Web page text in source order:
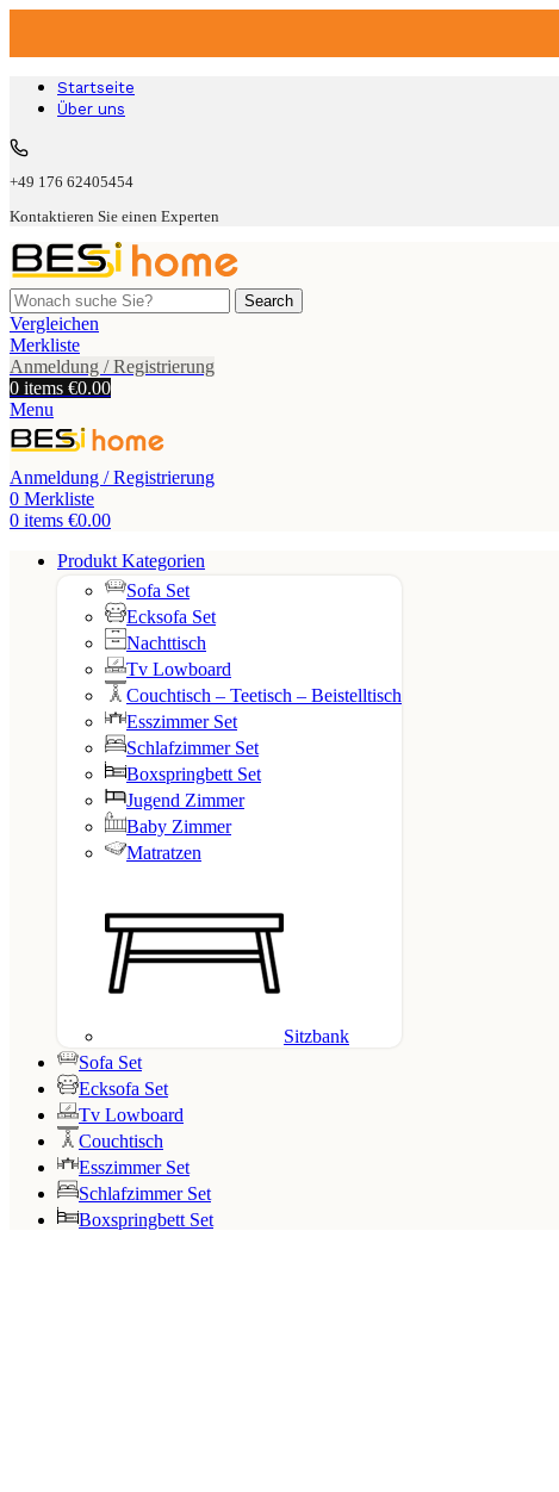
Startseite
Über uns
+49 176 62405454
Kontaktieren Sie einen Experten
Search
Vergleichen
Merkliste
Anmeldung / Registrierung
0 items €0.00
Menu
Anmeldung / Registrierung
0 Merkliste
0 items €0.00
Produkt Kategorien
Sofa Set
Ecksofa Set
Nachttisch
Tv Lowboard
Couchtisch – Teetisch – Beistelltisch
Esszimmer Set
Schlafzimmer Set
Boxspringbett Set
Jugend Zimmer
Baby Zimmer
Matratzen
Sitzbank
Sofa Set
Ecksofa Set
Tv Lowboard
Couchtisch
Esszimmer Set
Schlafzimmer Set
Boxspringbett Set